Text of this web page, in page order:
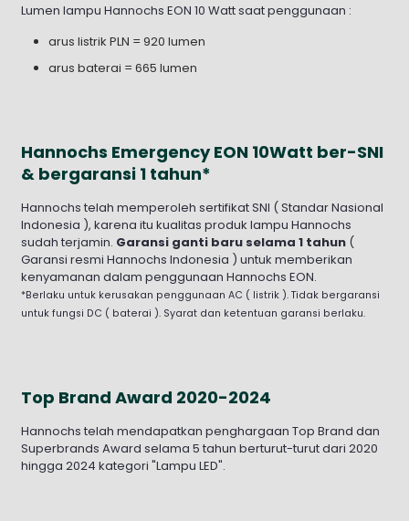
Lumen lampu Hannochs EON 10 Watt saat penggunaan :
arus listrik PLN = 920 lumen
arus baterai = 665 lumen
Hannochs Emergency EON 10Watt ber-SNI
& bergaransi 1 tahun*
Hannochs telah memperoleh sertifikat SNI ( Standar Nasional
Indonesia ), karena itu kualitas produk lampu Hannochs
sudah terjamin. Garansi ganti baru selama 1 tahun (
Garansi resmi Hannochs Indonesia ) untuk memberikan
kenyamanan dalam penggunaan Hannochs EON.
*Berlaku untuk kerusakan penggunaan AC ( listrik ). Tidak bergaransi
untuk fungsi DC ( baterai ). Syarat dan ketentuan garansi berlaku.
Top Brand Award 2020-2024
Hannochs telah mendapatkan penghargaan Top Brand dan
Superbrands Award selama 5 tahun berturut-turut dari 2020
hingga 2024 kategori "Lampu LED".